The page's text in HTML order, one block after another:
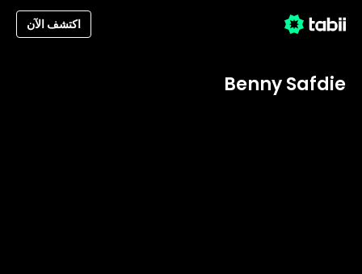
اكتشف الآن
Benny Safdie